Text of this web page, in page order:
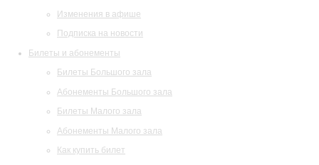
Изменения в афише
Подписка на новости
Билеты и абонементы
Билеты Большого зала
Абонементы Большого зала
Билеты Малого зала
Абонементы Малого зала
Как купить билет